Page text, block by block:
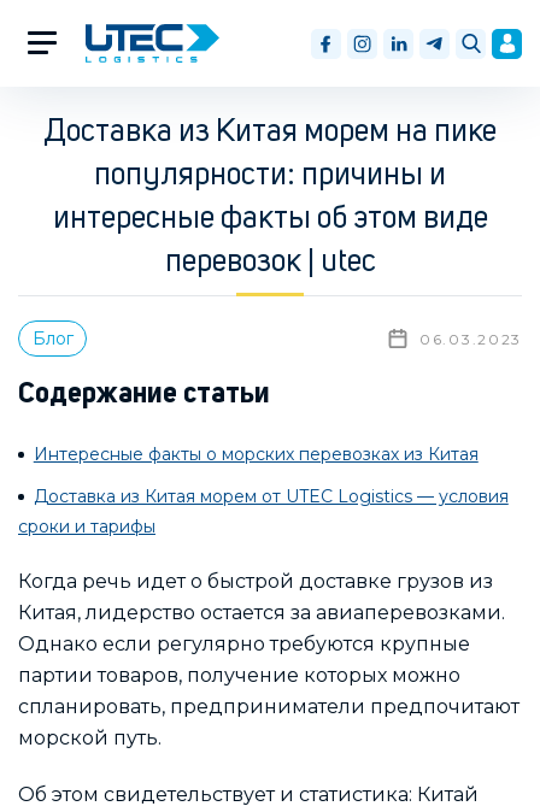
Доставка из Китая морем на пике
популярности: причины и
интересные факты об этом виде
перевозок | utec
Блог 06.03.2023
Содержание статьи
Интересные факты о морских перевозках из Китая
Доставка из Китая морем от UTEC Logistics — условия
сроки и тарифы
Когда речь идет о быстрой доставке грузов из
Китая, лидерство остается за авиаперевозками.
Однако если регулярно требуются крупные
партии товаров, получение которых можно
спланировать, предприниматели предпочитают
морской путь.
Об этом свидетельствует и статистика: Китай